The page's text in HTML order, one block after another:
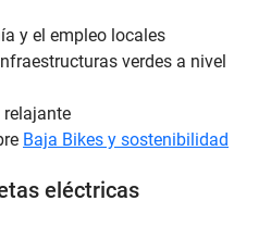
y el empleo locales
verdes a nivel
relajante
Baja Bikes y sostenibilidad
eléctricas